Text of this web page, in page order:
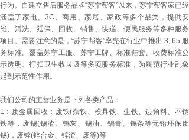
行为。自建立售后服务品牌“苏宁帮客”以来，苏宁帮客家已经
涵盖了家电、3C、商用、家居、家政等多个品类，提供安
维、清洗、延保、回收、销售、快递、便民服务等多种服务
项目。需要注意的是，“苏宁帮客”率先在行业中推出 3,,65 服
务标准。覆盖苏宁工服、苏宁工牌、标准鞋套、收费标准公
示透明、打扫卫生收垃圾等多项服务标准，为规范行业乱象
起到示范性作用。
我们公司的主营业务是下列各类产品：
1：废金属回收：废铁(杂铁、模具铁、生铁、边角料、不锈
铁等，废锡(锡渣、锡灰、锡油、锡膏、锡条等无铅环保废
锡)，废锌(锌合金、锌渣、废等)等